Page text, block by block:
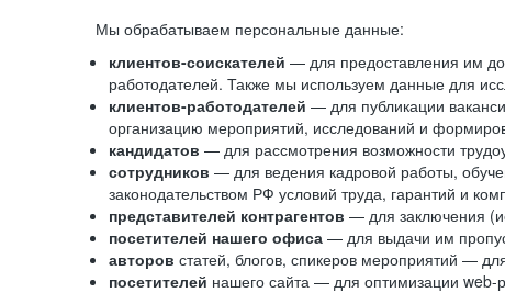
Мы обрабатываем персональные данные:
клиентов-соискателей — для предоставления им
работодателей. Также мы используем данные для
клиентов-работодателей — для публикации
организацию мероприятий, исследований и
кандидатов — для рассмотрения возможности
сотрудников — для ведения кадровой работы,
законодательством РФ условий труда, гарантий и
представителей контрагентов — для заключения
посетителей нашего офиса — для выдачи им
авторов статей, блогов, спикеров мероприятий —
посетителей нашего сайта — для оптимизации web-